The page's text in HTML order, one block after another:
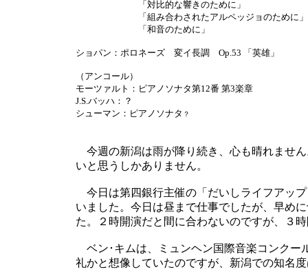
「対比的な響きのために」
「組み合わされたアルペッジョのために」
「和音のために」
ショパン：ポロネーズ 変イ長調 Op.53 「英雄」
（アンコール）
モーツァルト：ピアノソナタ第12番 第3楽章
J.S.バッハ：？
シューマン：ピアノソナタ ？
今週の新潟は雨が降り続き、心も晴れませ
いと思うしかありません。
今日は第四銀行主催の「だいしライフアッ
いました。今日は昼まで仕事でしたが、早め
た。２時開演だと間に合わないのですが、３
ベン･キムは、ミュンヘン国際音楽コンクー
礼かと想像していたのですが、新潟での知名